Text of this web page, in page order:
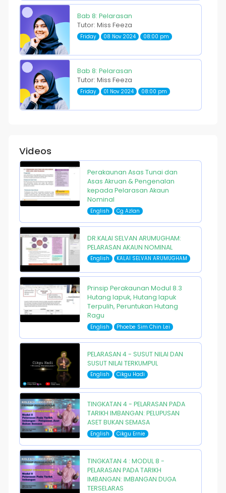
Bab 8: Pelarasan
Tutor: Miss Feeza
Friday 08 Nov 2024 08:00 pm
Bab 8: Pelarasan
Tutor: Miss Feeza
Friday 01 Nov 2024 08:00 pm
Videos
Perakaunan Asas Tunai dan
Asas Akruan & Pengenalan
kepada Pelarasan Akaun
Nominal
English Cg Azlan
DR.KALAI SELVAN ARUMUGHAM:
PELARASAN AKAUN NOMINAL
English KALAI SELVAN ARUMUGHAM
Prinsip Perakaunan Modul 8.3
Hutang lapuk, Hutang lapuk
Terpulih, Peruntukan Hutang
Ragu
English Phoebe Sim Chin Lei
PELARASAN 4 - SUSUT NILAI DAN
SUSUT NILAI TERKUMPUL
English Cikgu Hadi
TINGKATAN 4 - PELARASAN PADA
TARIKH IMBANGAN: PELUPUSAN
ASET BUKAN SEMASA
English Cikgu Ernie
TINGKATAN 4 : MODUL 8 -
PELARASAN PADA TARIKH
IMBANGAN: IMBANGAN DUGA
TERSELARAS